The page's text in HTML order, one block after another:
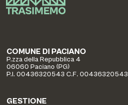
COMUNE DI PACIANO
P.zza della Repubblica 4
06060 Paciano (PG)
P.I. 00436320543 C.F. 00436320543
GESTIONE